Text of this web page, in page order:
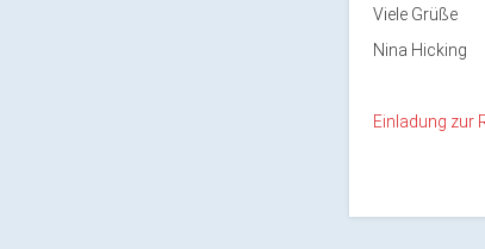
Viele Grüße
Nina Hicking
Einladung zur